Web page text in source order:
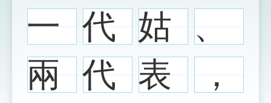
網站導覽
生字詞彙表
示
示
一 代 姑 、
兩 代 表
，